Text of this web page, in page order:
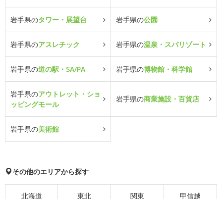
岩手県のタワー・展望台 岩手県の公園
岩手県のアスレチック 岩手県の温泉・スパリゾート
岩手県の道の駅・SA/PA 岩手県の博物館・科学館
岩手県のアウトレット・ショ
ッピングモール
岩手県の商業施設・百貨店
岩手県の美術館
その他のエリアから探す
北海道 東北 関東 甲信越